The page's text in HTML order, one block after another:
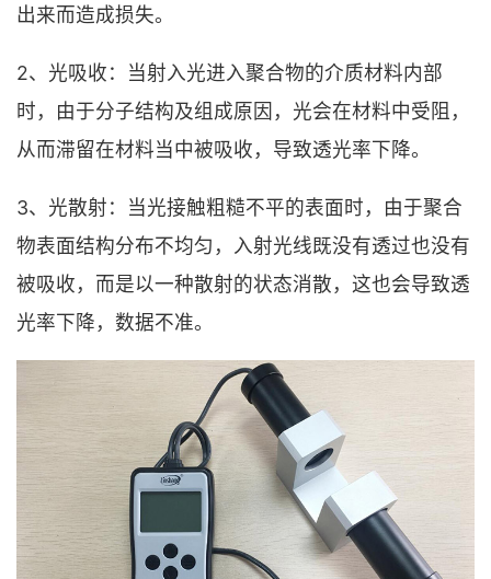
出来而造成损失。
2、光吸收：当射入光进入聚合物的介质材料内部
时，由于分子结构及组成原因，光会在材料中受阻，
从而滞留在材料当中被吸收，导致透光率下降。
3、光散射：当光接触粗糙不平的表面时，由于聚合
物表面结构分布不均匀，入射光线既没有透过也没有
被吸收，而是以一种散射的状态消散，这也会导致透
光率下降，数据不准。